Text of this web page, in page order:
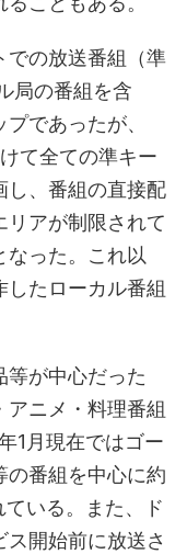
での放送番組（準
局の番組を含
であったが、
て全ての準キー
し、番組の直接配
アが制限されて
なった。これ以
したローカル番組
等が中心だった
アニメ・料理番組
1月現在ではゴー
の番組を中心に約
いる。また、ド
開始前に放送さ